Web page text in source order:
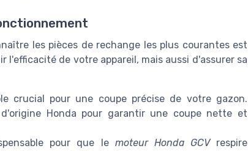
les pièces de rechange les plus courantes est
de votre appareil, mais aussi d'assurer sa
crucial pour une coupe précise de votre gazon.
Honda pour garantir une coupe nette et
pour que le moteur Honda GCVrespire